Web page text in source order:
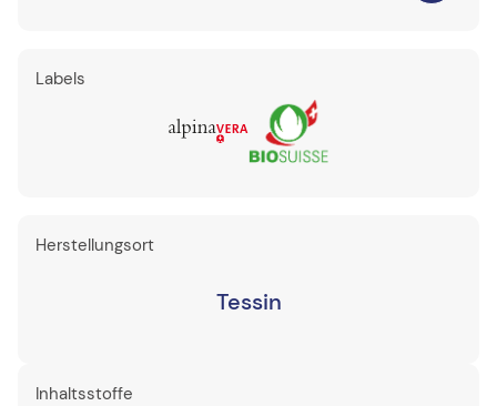
Labels
Herstellungsort
Tessin
Inhaltsstoffe